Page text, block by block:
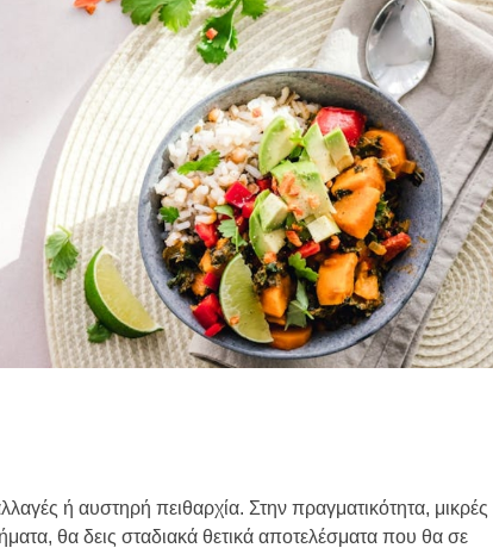
ή αυστηρή πειθαρχία. Στην πραγματικότητα, μικρές
θα δεις σταδιακά θετικά αποτελέσματα που θα σε